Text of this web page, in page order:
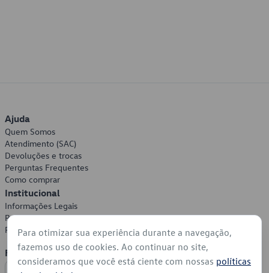
Ajuda
Quem Somos
Atendimento (SAC)
Devoluções e trocas
Perguntas Frequentes
Como comprar
Institucional
Informações Legais
Política de Privacidade
Política de Cookies
Formas de Pagamento
Para otimizar sua experiência durante a navegação,
fazemos uso de cookies. Ao continuar no site,
consideramos que você está ciente com nossas políticas